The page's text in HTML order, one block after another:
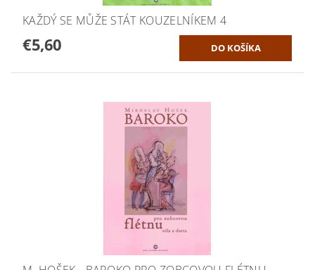
KAŽDÝ SE MŮŽE STÁT KOUZELNÍKEM 4
€5,60